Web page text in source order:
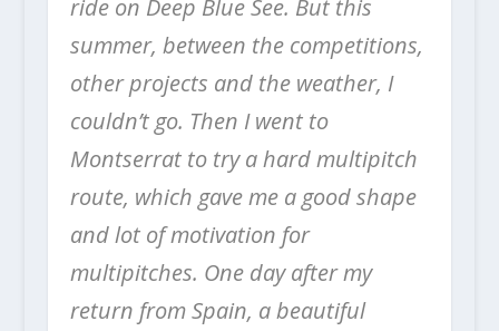
ride on Deep Blue See. But this
summer, between the competitions,
other projects and the weather, I
couldn’t go. Then I went to
Montserrat to try a hard multipitch
route, which gave me a good shape
and lot of motivation for
multipitches. One day after my
return from Spain, a beautiful